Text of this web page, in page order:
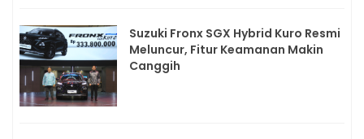
Suzuki Fronx SGX Hybrid Kuro Resmi
Meluncur, Fitur Keamanan Makin
Canggih